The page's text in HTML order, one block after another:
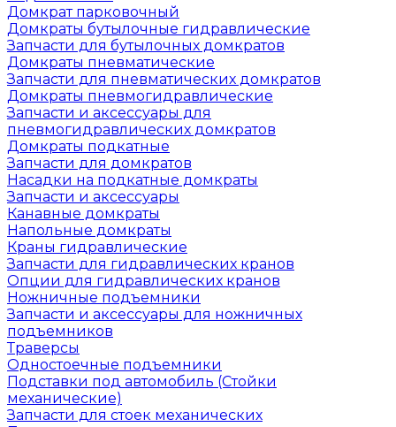
Домкрат парковочный
Домкраты бутылочные гидравлические
Запчасти для бутылочных домкратов
Домкраты пневматические
Запчасти для пневматических домкратов
Домкраты пневмогидравлические
Запчасти и аксессуары для
пневмогидравлических домкратов
Домкраты подкатные
Запчасти для домкратов
Насадки на подкатные домкраты
Запчасти и аксессуары
Канавные домкраты
Напольные домкраты
Краны гидравлические
Запчасти для гидравлических кранов
Опции для гидравлических кранов
Ножничные подъемники
Запчасти и аксессуары для ножничных
подъемников
Траверсы
Одностоечные подъемники
Подставки под автомобиль (Стойки
механические)
Запчасти для стоек механических